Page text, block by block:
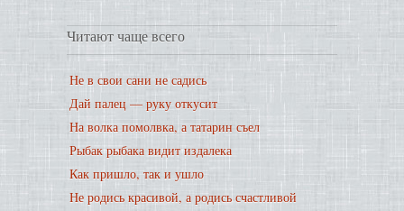
Читают чаще всего
Не в свои сани не садись
Дай палец — руку откусит
На волка помолвка, а татарин съел
Рыбак рыбака видит издалека
Как пришло, так и ушло
Не родись красивой, а родись счастливой